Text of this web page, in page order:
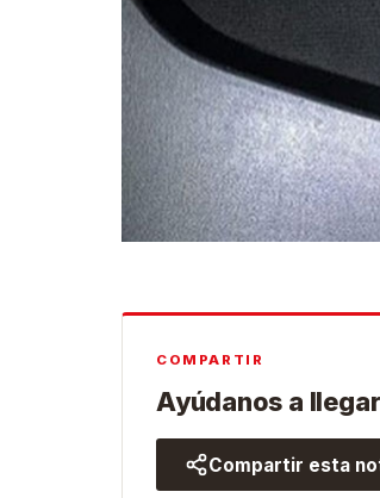
COMPARTIR
Ayúdanos a
Compartir esta